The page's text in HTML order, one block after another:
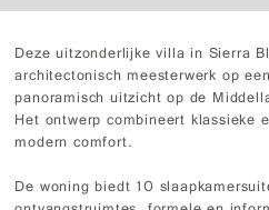
Deze uitzonderlijke villa in Sierra
architectonisch meesterwerk op
panoramisch uitzicht op de
Het ontwerp combineert klassieke
modern comfort.
De woning biedt 10